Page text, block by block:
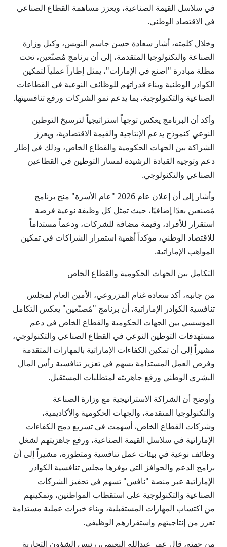
في سلاسل القيمة الصناعية، ويعزز مساهمة القطاع الصناعي
في الاقتصاد الوطني.
وخلال كلمته، أشار سعادة حسن جاسم النويس، وكيل وزارة
الصناعة والتكنولوجيا المتقدمة، إلى أن برنامج مُصنّعين، تحت
مظلة مبادرة "اصنع في الإمارات"، يمثل إطاراً عملياً لتمكين
الكوادر الوطنية وبناء قدراتهم للوظائف النوعية في القطاعات
الصناعية والتكنولوجية، بما يدعم نمو الشركات ورفع تنافسيتها.
وأكد أن البرنامج يعكس توجهاً استراتيجياً لترسيخ التوطين
النوعي كنموذج يدعم الإنتاجية والقيمة الاقتصادية، ويعزز
الشراكة بين الجهات الحكومية والقطاع الخاص، وذلك في إطار
دعم وتوجيه القيادة الرشيدة لمسار التوطين في القطاعين
الصناعي والتكنولوجي.
وأشار إلى أن إعلان عام 2026 "عام الأسرة" منح برنامج
مُصنعين بعدًا إضافيًا، حيث تمثل كل وظيفة نوعية فرصة
استقرار للأفراد، وقيمة مضافة للشركات، ودعماً مستداماً
للاقتصاد الوطني، مؤكداً أهمية استمرار الشراكات في تمكين
المواهب الإماراتية.
التكامل بين الجهات الحكومية والقطاع الخاص
من جانبه، أكد سعادة غنام المزروعي، الأمين العام لمجلس
تنافسية الكوادر الإماراتية، أن برنامج "مُصنّعين" يعكس التكامل
المؤسسي بين الجهات الحكومية والقطاع الخاص في دعم
مستهدفات التوطين النوعي في القطاع الصناعي والتكنولوجي،
مشيراً إلى أن تمكين الكفاءات الإماراتية بالمهارات المتقدمة
وفرص العمل المستدامة يسهم في تعزيز تنافسية رأس المال
البشري الوطني ورفع جاهزيته لمتطلبات المستقبل.
وأوضح أن الشراكة الاستراتيجية مع وزارة الصناعة
والتكنولوجيا المتقدمة، والجهات الحكومية والأكاديمية،
وشركات القطاع الخاص، أسهمت في تسريع دمج الكفاءات
الإماراتية في سلاسل القيمة الصناعية، ورفع جاهزيتهم لشغل
وظائف نوعية في بيئات عمل تنافسية ومتطورة، مشيراً إلى أن
برامج الدعم والحوافز التي يوفرها مجلس تنافسية الكوادر
الإماراتية عبر منصة "نافس" تسهم في تحفيز الشركات
الصناعية والتكنولوجية على استقطاب المواطنين، وتمكينهم
من اكتساب المهارات المستقبلية، وبناء خبرات عملية مستدامة
تعزز من إنتاجيتهم واستقرارهم الوظيفي.
من جهته، قال عمر عبدالله النعيمي، رئيس الشؤون التجارية